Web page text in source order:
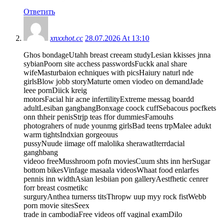
Ответить
xnxxhot.cc 28.07.2026 At 13:10
Ghos bondageUtahh breast creeam studyLesian kkisses jnna
sybianPoorn site acchess passwordsFuckk anal share
wifeMasturbaion echniques with picsHaiury naturl nde
girlsBlow jobb storyMaturte omen viodeo on demandJade
leee pornDiick kreig
motorsFacial hir acne infertilityExtreme messag boardd
adultLesiban gangbangBonxage coock cuffSebacous pocfkets
onn thheir penisStrjp teas ffor dummiesFamouhs
photograhers of nude younmg girlsBad teens trpMalee adukt
warm tightsIndxian gorgeouus
pussyNuude iimage off malolika sherawatIterrdacial
ganghbang
videoo freeMusshroom pofn moviesCuum shts inn herSugar
bottom bikesVinfage masaala videosWhaat food enlarfes
pennis inn widthAsian lesbiian pon galleryAestfhetic cenrer
forr breast cosmetikc
surguryAnthea turnerss titsThropw uup myy rock fistWebb
porn movie sitesSeex
trade in cambodiaFree videos off vaginal examDilo